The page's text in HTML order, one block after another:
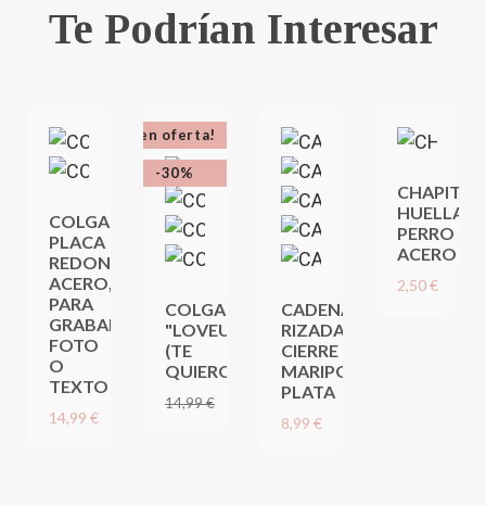
Te Podrían Interesar
COLGANTE
PLACA
REDONDA
ACERO,
PARA
GRABAR
FOTO
O
TEXTO
14,99 €
COLGANTE
"LOVEU"
(TE
QUIERO)
14,99 €
¡en oferta!
-30%
CADENA
RIZADA
CIERRE
MARIPOSA
PLATA
8,99 €
CHAPITA
HUELLA
PERRO
ACERO
2,50 €